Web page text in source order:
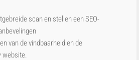
scan en stellen een SEO-
van de vindbaarheid en de
website.